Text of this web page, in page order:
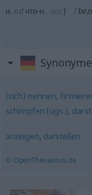
н. odчто-н. INST )
(sich) nennen,
schimpfen (ugs.),
anzeigen, darstellen
© OpenThesaurus.de